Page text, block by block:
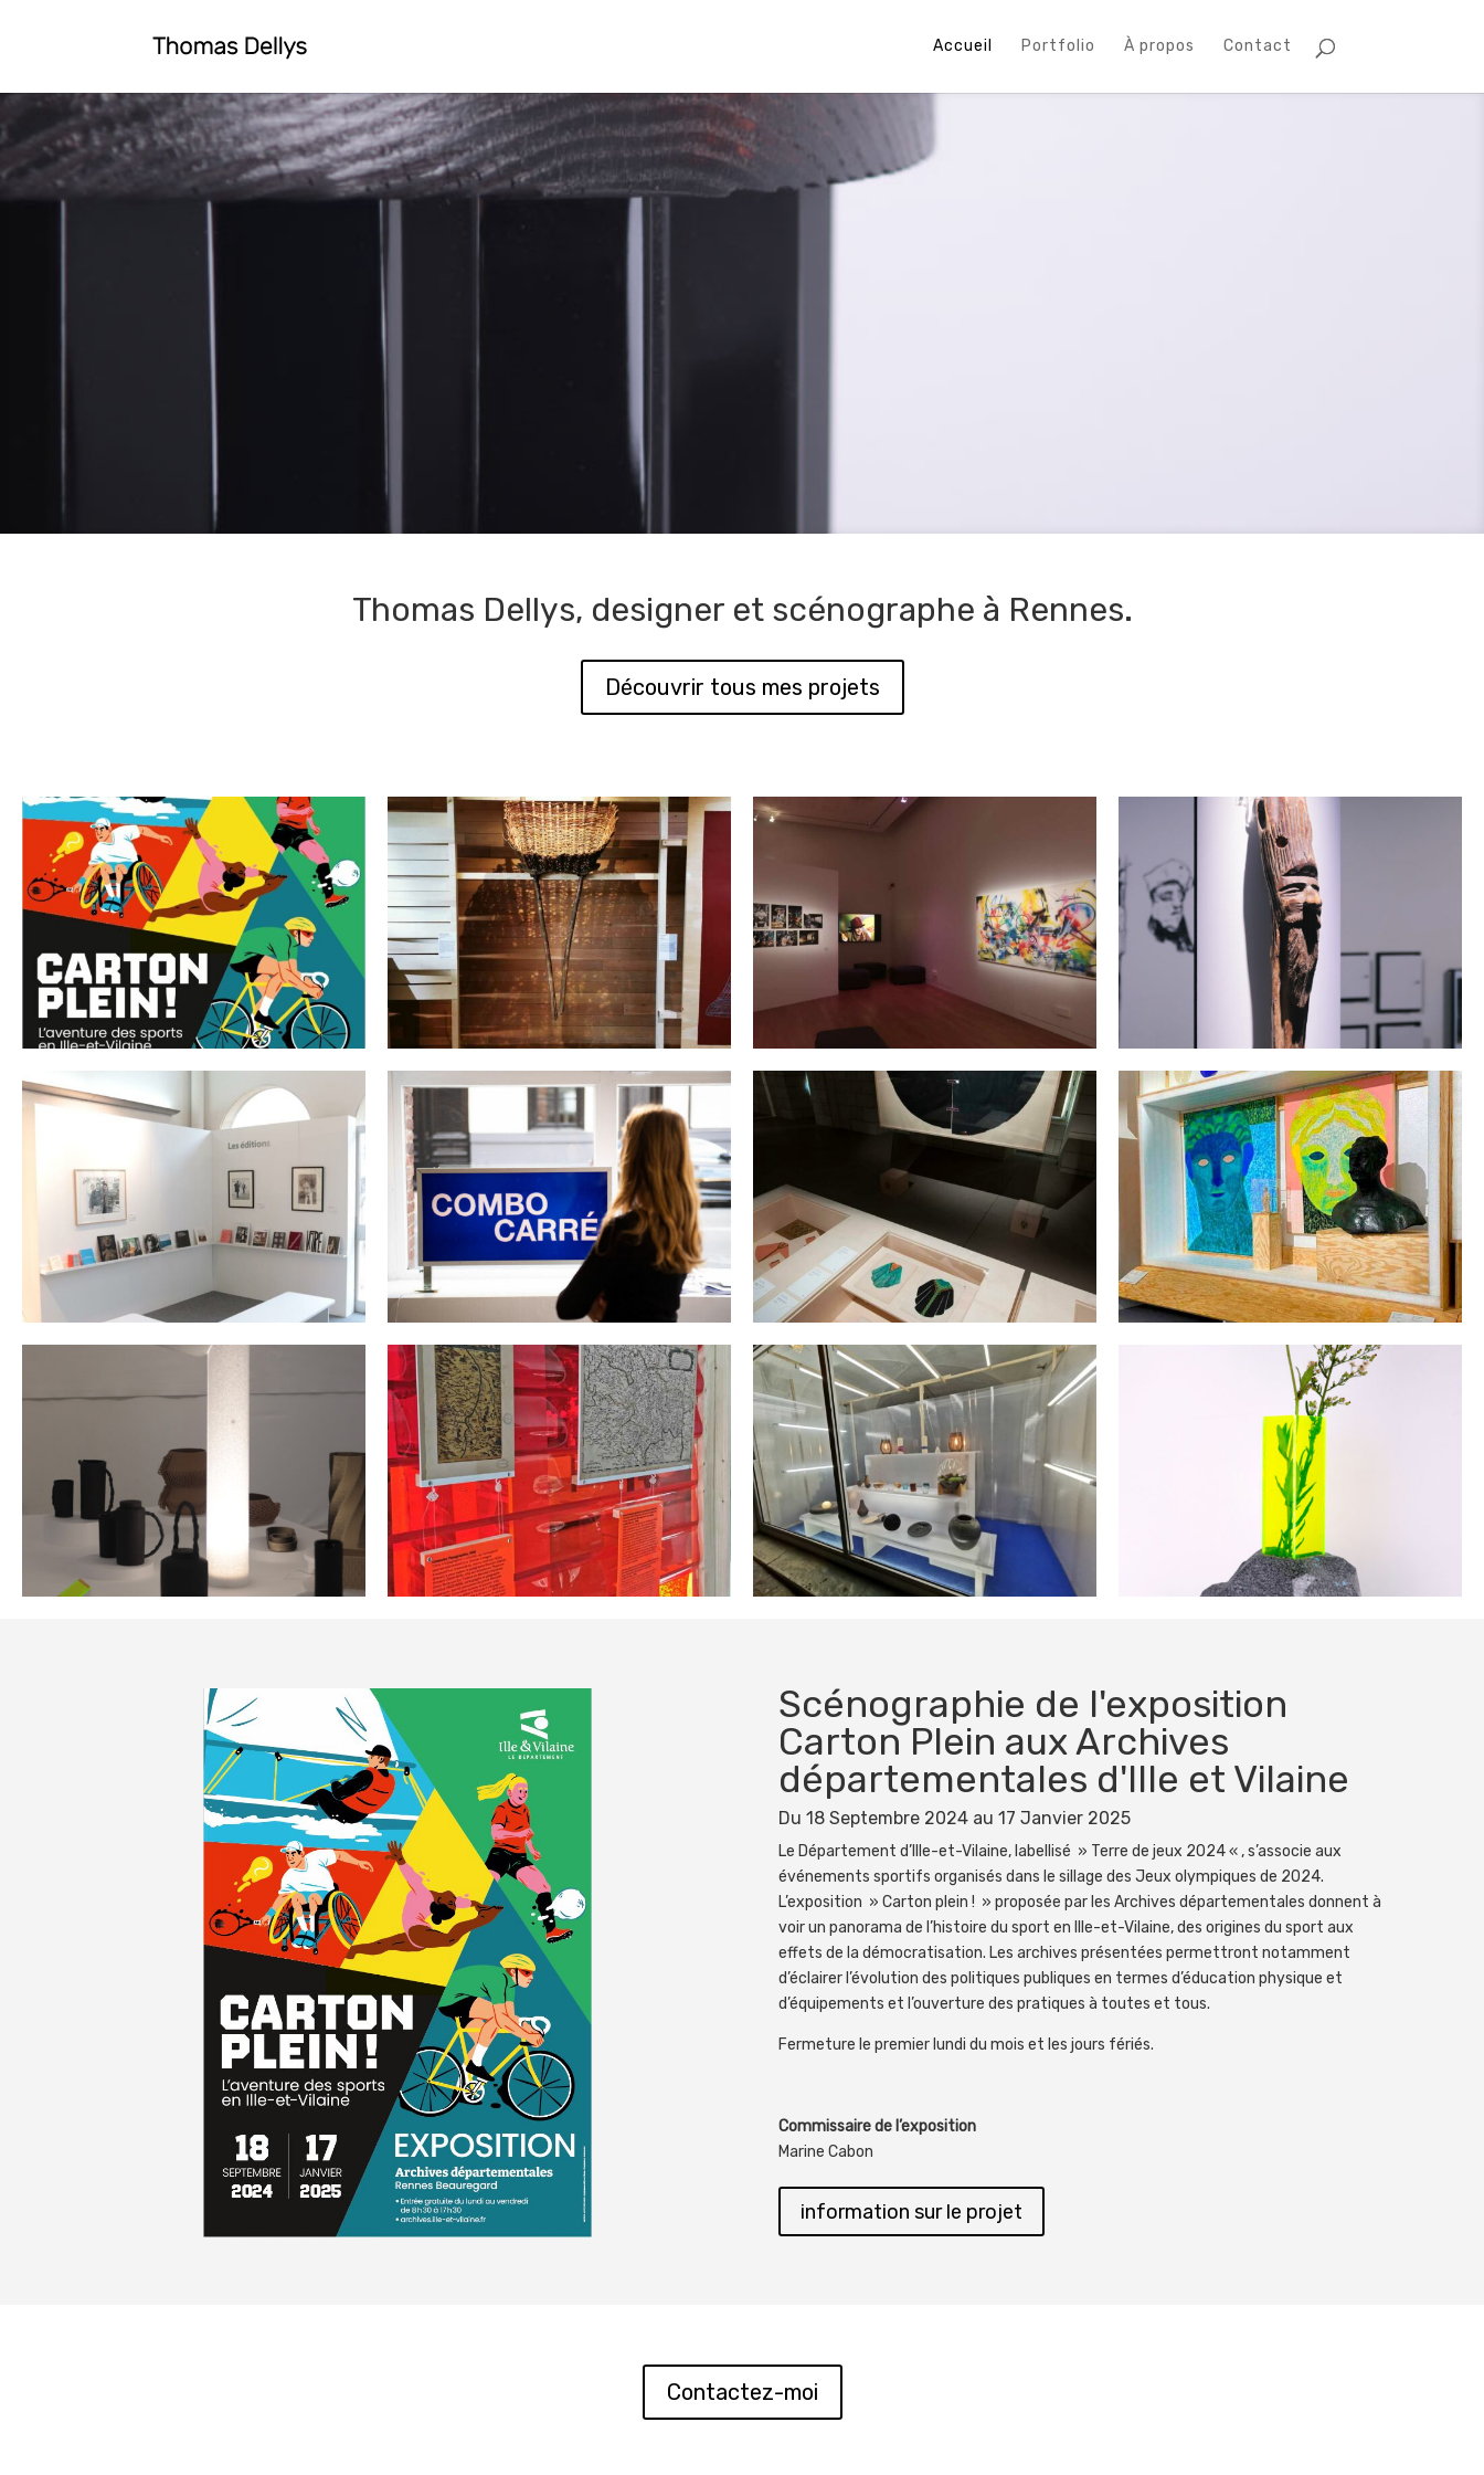
Accueil Portfolio À propos Contact
Thomas Dellys, designer et scénographe à Rennes.
Découvrir tous mes projets
Scénographie de l'exposition
Carton Plein aux Archives
départementales d'Ille et Vilaine
Du 18 Septembre 2024 au 17 Janvier 2025
Le Département d’Ille-et-Vilaine, labellisé » Terre de jeux 2024 « , s’associe aux
événements sportifs organisés dans le sillage des Jeux olympiques de 2024.
L’exposition » Carton plein ! » proposée par les Archives départementales donnent à
voir un panorama de l’histoire du sport en Ille-et-Vilaine, des origines du sport aux
effets de la démocratisation. Les archives présentées permettront notamment
d’éclairer l’évolution des politiques publiques en termes d’éducation physique et
d’équipements et l’ouverture des pratiques à toutes et tous.
Fermeture le premier lundi du mois et les jours fériés.
Commissaire de l’exposition
Marine Cabon
information sur le projet
Contactez-moi